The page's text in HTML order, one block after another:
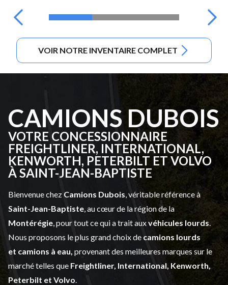
VOIR NOTRE INVENTAIRE COMPLET
CAMIONS DUBOIS
VOTRE CONCESSIONNAIRE
FREIGHTLINER, INTERNATIONAL,
KENWORTH, PETERBILT ET VOLVO
À SAINT-JEAN-BAPTISTE
Bienvenue chez Camions Dubois , véritable référence à
Saint-Jean-Baptiste , au cœur de la région de la
Montérégie , pour tout ce qui a trait auxvéhicules lourds
Nous proposons le plus grand choix de camions lourds
et camions à eau, provenant des meilleures marques sur le
marché telles que Freightliner, International, Kenworth,
Peterbilt et Volvo